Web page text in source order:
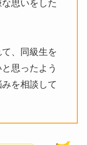
思いをした
、同級生を
思ったよう
を相談して